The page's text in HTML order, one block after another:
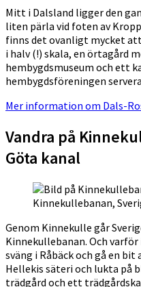
Mitt i Dalsland ligger den
liten pärla vid foten av
finns det ovanligt mycket
i halv (!) skala, en örtagård
hembygdsmuseum och ett
hembygdsföreningen
Mer information om Dals-
Vandra på
Göta kanal
Kinnekullebanan,
Genom Kinnekulle går
Kinnekullebanan. Och varför
sväng i Råbäck och gå en
Hellekis säteri och lukta på
trädgård och ett